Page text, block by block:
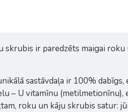
skrubis ir paredzēts maigai
sastāvdaļa ir 100%
– U vitamīnu (metilmetionīnu),
roku un kāju skrubis satur: